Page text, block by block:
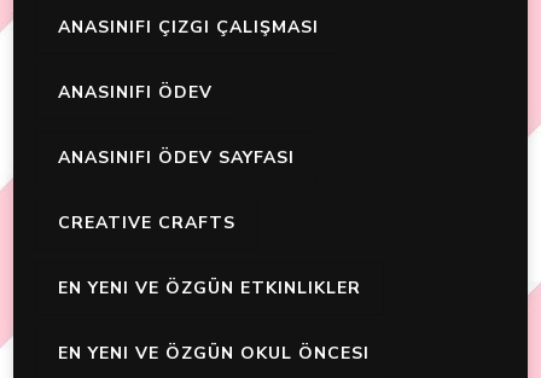
ANASINIFI ÇIZGI ÇALIŞMASI
ANASINIFI ÖDEV
ANASINIFI ÖDEV SAYFASI
CREATIVE CRAFTS
EN YENI VE ÖZGÜN ETKINLIKLER
EN YENI VE ÖZGÜN OKUL ÖNCESI